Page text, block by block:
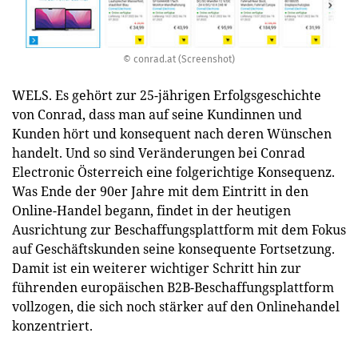
© conrad.at (Screenshot)
WELS. Es gehört zur 25-jährigen Erfolgsgeschichte
von Conrad, dass man auf seine Kundinnen und
Kunden hört und konsequent nach deren Wünschen
handelt. Und so sind Veränderungen bei Conrad
Electronic Österreich eine folgerichtige Konsequenz.
Was Ende der 90er Jahre mit dem Eintritt in den
Online-Handel begann, findet in der heutigen
Ausrichtung zur Beschaffungsplattform mit dem Fokus
auf Geschäftskunden seine konsequente Fortsetzung.
Damit ist ein weiterer wichtiger Schritt hin zur
führenden europäischen B2B-Beschaffungsplattform
vollzogen, die sich noch stärker auf den Onlinehandel
konzentriert.